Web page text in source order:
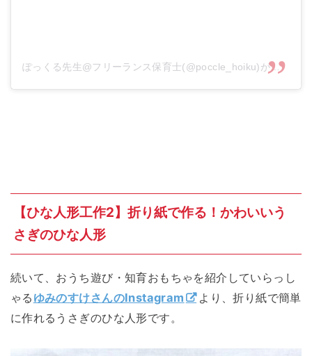
ぽっくる先生@フリーランス保育士(@poccle_hoiku)がシェアした投稿
【ひな人形工作2】折り紙で作る！かわいいう
さぎのひな人形
続いて、おうち遊び・知育おもちゃを紹介していらっし
ゃる ゆみのすけさんのInstagram
より、折り紙で簡単
に作れるうさぎのひな人形です。